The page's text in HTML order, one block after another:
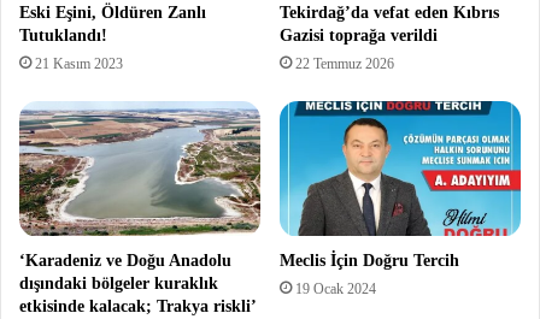
Eski Eşini, Öldüren Zanlı
Tutuklandı!
21 Kasım 2023
Tekirdağ’da vefat eden Kıbrıs
Gazisi toprağa verildi
22 Temmuz 2026
‘Karadeniz ve Doğu Anadolu
dışındaki bölgeler kuraklık
etkisinde kalacak; Trakya riskli’
Meclis İçin Doğru Tercih
19 Ocak 2024